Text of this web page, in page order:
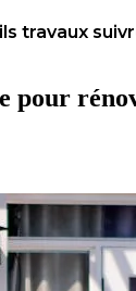
travaux
pour